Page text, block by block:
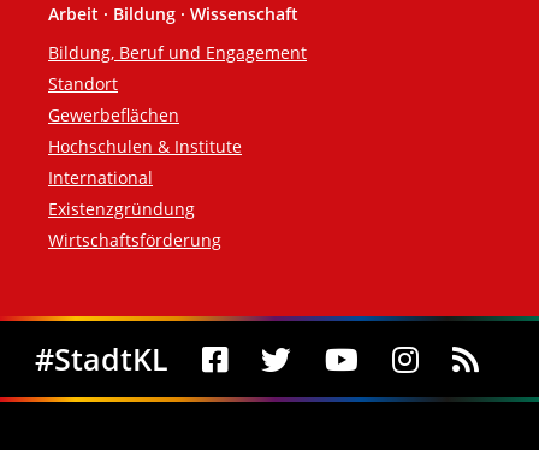
Arbeit · Bildung · Wissenschaft
Bildung, Beruf und Engagement
Standort
Gewerbeflächen
Hochschulen & Institute
International
Existenzgründung
Wirtschaftsförderung
Social Media
#StadtKL